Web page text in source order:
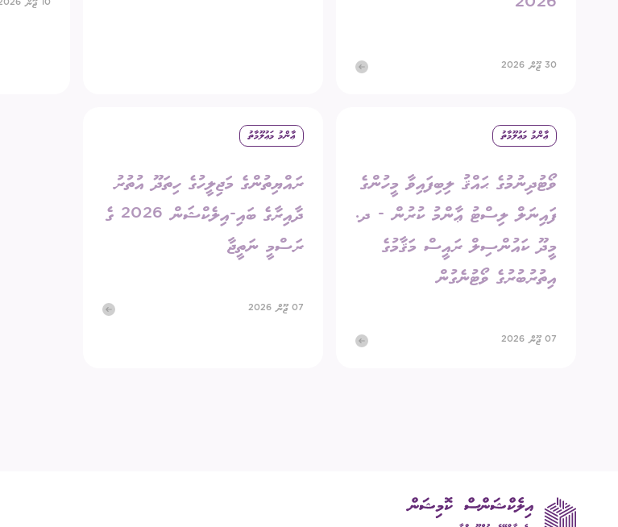
2026
30 ޖޫން 2026
10 ޖޫން 2026
ޢާންމު މަޢުލޫމާތު
ވޯޓުދިނުމުގެ ޙައްޤު ލިބިފައިވާ މީހުންގެ
ފައިނަލް ލިސްޓު ޢާންމު ކުރުން - ދ.
މީދޫ ކައުންސިލް ރައީސް މަޤާމުގެ
އިތުރުބުރުގެ ވޯޓުނެގުން
07 ޖޫން 2026
ޢާންމު މަޢުލޫމާތު
ރައްޔިތުންގެ މަޖިލީހުގެ ހިތަދޫ އުތުރު
ދާއިރާގެ ބައި-އިލެކްޝަން 2026 ގެ
ރަސްމީ ނަތީޖާ
07 ޖޫން 2026